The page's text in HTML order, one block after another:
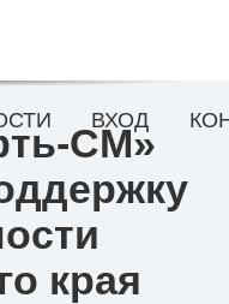
СМ»
края
ВХОД